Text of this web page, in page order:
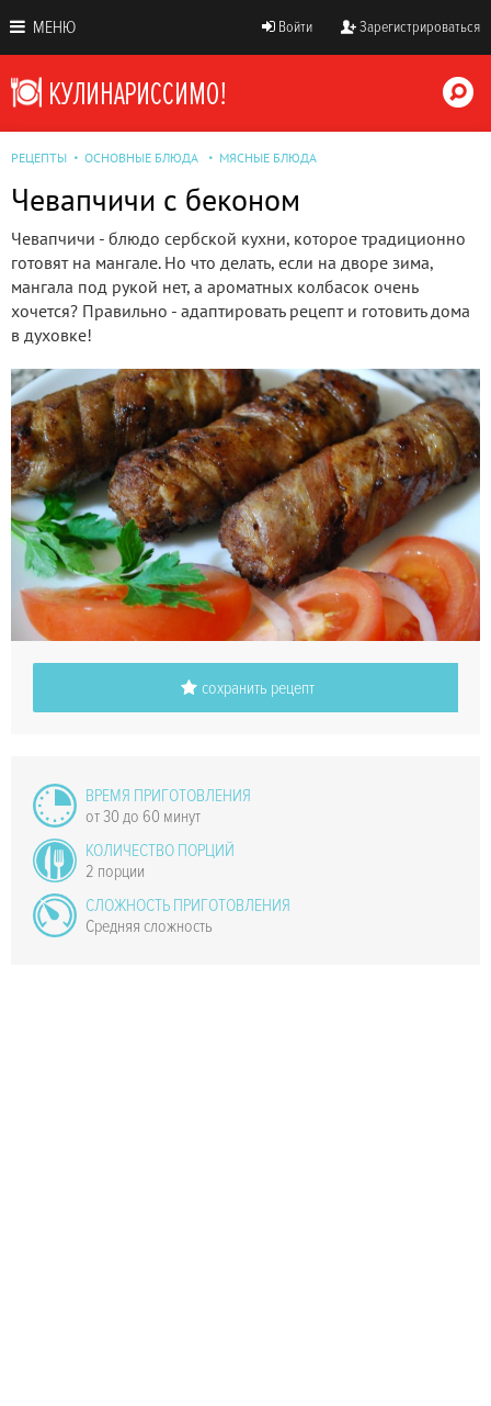
МЕНЮ Войти Зарегистрироваться
РЕЦЕПТЫ ОСНОВНЫЕ БЛЮДА МЯСНЫЕ БЛЮДА
Чевапчичи с беконом
Чевапчичи - блюдо сербской кухни, которое традиционно
готовят на мангале. Но что делать, если на дворе зима,
мангала под рукой нет, а ароматных колбасок очень
хочется? Правильно - адаптировать рецепт и готовить дома
в духовке!
сохранить рецепт
ВРЕМЯ ПРИГОТОВЛЕНИЯ
от 30 до 60 минут
КОЛИЧЕСТВО ПОРЦИЙ
2 порции
СЛОЖНОСТЬ ПРИГОТОВЛЕНИЯ
Средняя сложность